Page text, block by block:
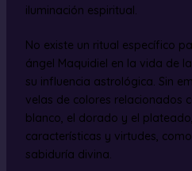
iluminación espiritual.
No existe un ritual específico
ángel Maquidiel en la vida de
su influencia astrológica. Sin
velas de colores relacionados
blanco, el dorado y el
características y virtudes,
sabiduría divina.